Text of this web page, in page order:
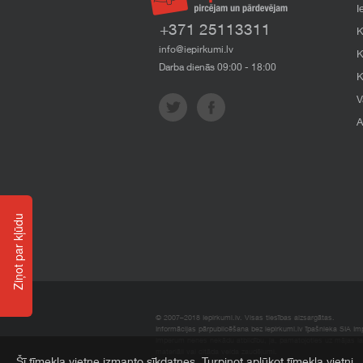
+371 25113311
info@iepirkumi.lv
Darba dienās 09:00 - 18:00
© 2007–2018 Iepirkumi.lv. Visas tiesības aizsargātas.
Informācijas pārpublicēšana bez iepirkumi.lv īpašnieka SIA
Ziņot par kļūdu